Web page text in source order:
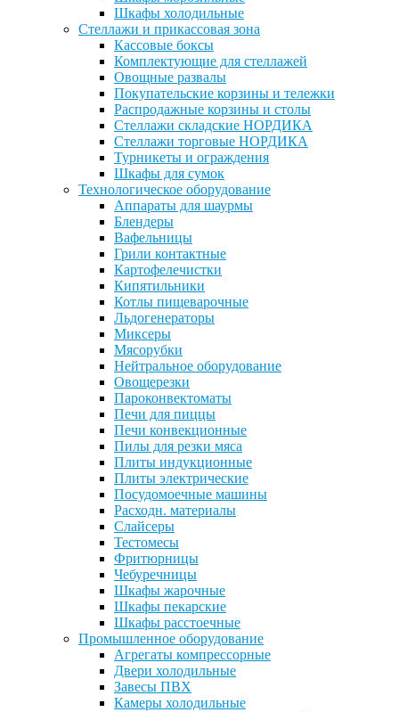
Шкафы холодильные
Стеллажи и прикассовая зона
Кассовые боксы
Комплектующие для стеллажей
Овощные развалы
Покупательские корзины и тележки
Распродажные корзины и столы
Стеллажи складские НОРДИКА
Стеллажи торговые НОРДИКА
Турникеты и ограждения
Шкафы для сумок
Технологическое оборудование
Аппараты для шаурмы
Блендеры
Вафельницы
Грили контактные
Картофелечистки
Кипятильники
Котлы пищеварочные
Льдогенераторы
Миксеры
Мясорубки
Нейтральное оборудование
Овощерезки
Пароконвектоматы
Печи для пиццы
Печи конвекционные
Пилы для резки мяса
Плиты индукционные
Плиты электрические
Посудомоечные машины
Расходн. материалы
Слайсеры
Тестомесы
Фритюрницы
Чебуречницы
Шкафы жарочные
Шкафы пекарские
Шкафы расстоечные
Промышленное оборудование
Агрегаты компрессорные
Двери холодильные
Завесы ПВХ
Камеры холодильные